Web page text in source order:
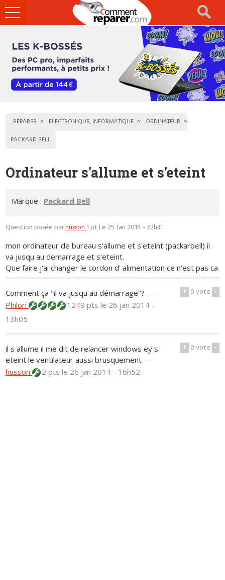
Ouvrir
le
RÉPARER ELECTRONIQUE, INFORMATIQUE
ORDINATEUR
PACKARD BELL
Ordinateur s'allume et s'eteint
Marque : Packard Bell
Question posée parhusson1 pt Le 25 Jan 2014 - 22h31
mon ordinateur de bureau s'allume et s'eteint (packarbell) il
va jusqu au demarrage et s'eteint.
Que faire j'ai changer le cordon d' alimentation ce n'est pas ca
+ 0vote -
Comment ça "il va jusqu au démarrage"? —
Philori
1249 ptsle 26 jan 2014 -
13h05
+ 0vote -
il s allume il me dit de relancer windows ey s
eteint le ventilateur aussi brusquement —
husson
2 ptsle 26 jan 2014 - 16h52